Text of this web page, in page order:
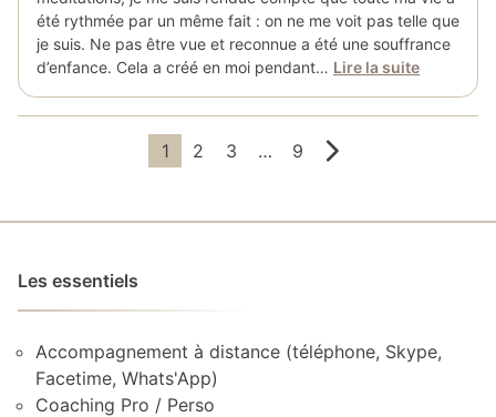
été rythmée par un même fait : on ne me voit pas telle que
je suis. Ne pas être vue et reconnue a été une souffrance
d’enfance. Cela a créé en moi pendant… Lire la suite
publications
1 2 3 … 9
Les essentiels
Accompagnement à distance (téléphone, Skype,
Facetime, Whats'App)
Coaching Pro / Perso